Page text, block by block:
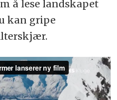
å lese landskapet
kan gripe